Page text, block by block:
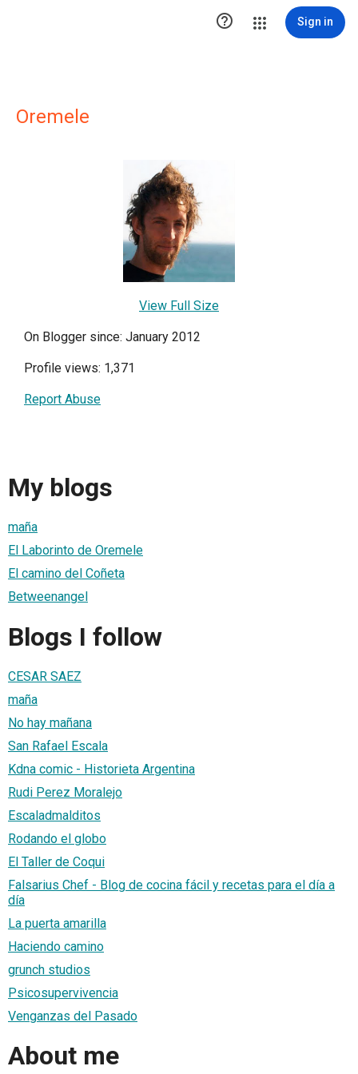
 Sign in
Oremele
View Full Size
On Blogger since: January 2012
Profile views: 1,371
Report Abuse
My blogs
maña
El Laborinto de Oremele
El camino del Coñeta
Betweenangel
Blogs I follow
CESAR SAEZ
maña
No hay mañana
San Rafael Escala
Kdna comic - Historieta Argentina
Rudi Perez Moralejo
Escaladmalditos
Rodando el globo
El Taller de Coqui
Falsarius Chef - Blog de cocina fácil y recetas para el día a
día
La puerta amarilla
Haciendo camino
grunch studios
Psicosupervivencia
Venganzas del Pasado
About me